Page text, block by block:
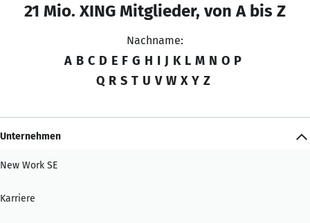
21 Mio. XING Mitglieder, von A bis Z
Nachname:
A B C D E F G H I J K L M N O P
Q R S T U V W X Y Z
Unternehmen
New Work SE
Karriere